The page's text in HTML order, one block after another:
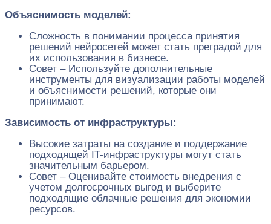
Объяснимость моделей:
Сложность в понимании процесса принятия
решений нейросетей может стать преградой для
их использования в бизнесе.
Совет – Используйте дополнительные
инструменты для визуализации работы моделей
и объяснимости решений, которые они
принимают.
Зависимость от инфраструктуры:
Высокие затраты на создание и поддержание
подходящей IT-инфраструктуры могут стать
значительным барьером.
Совет – Оценивайте стоимость внедрения с
учетом долгосрочных выгод и выберите
подходящие облачные решения для экономии
ресурсов.